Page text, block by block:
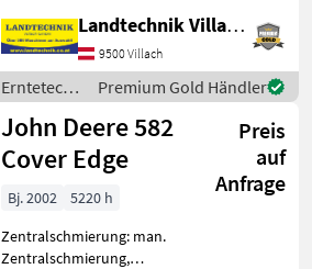
Ballenkammer Claas
Variant 565 RC variable
Rundballenpresse für
Ballen von 0, 9-1, 6 m
Durchmesser,
Landtechnik Villach GmbH
9500 Villach
Erntetechnik
Grünland /
Claas
Premium Gold Händler
John Deere 582
Cover Edge
Preis
auf
Anfrage
Bj. 2002
5220 h
Zentralschmierung: man.
Zentralschmierung,